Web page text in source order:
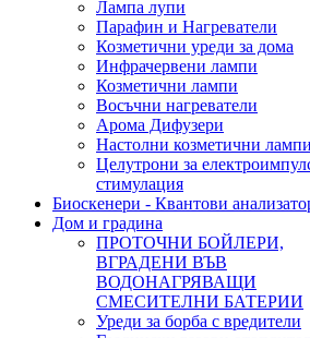
Лампа лупи
Парафин и Нагреватели
Козметични уреди за дома
Инфрачервени лампи
Козметични лампи
Восъчни нагреватели
Арома Дифузери
Настолни козметични лампи
Целутрони за
стимулация
Биоскенери - Квантови
Дом и градина
ПРОТОЧНИ БОЙЛЕРИ,
ВГРАДЕНИ ВЪВ
ВОДОНАГРЯВАЩИ
СМЕСИТЕЛНИ БАТЕРИИ
Уреди за борба с вредители